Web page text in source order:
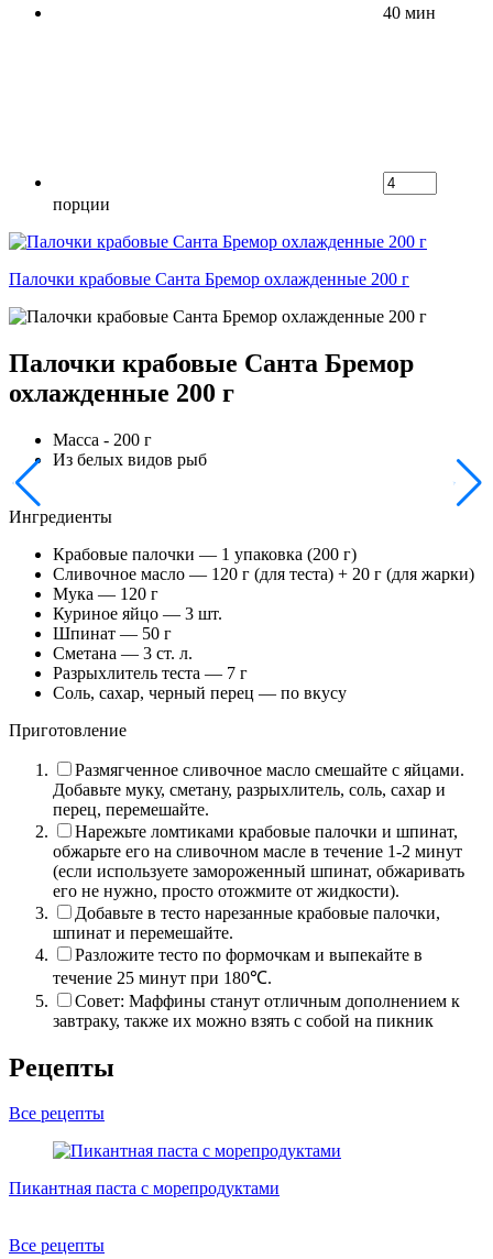
40 мин
порции
Палочки крабовые Санта Бремор охлажденные 200 г
Палочки крабовые Санта Бремор
охлажденные 200 г
Масса - 200 г
Из белых видов рыб
Ингредиенты
Крабовые палочки — 1 упаковка (200 г)
Сливочное масло — 120 г (для теста) + 20 г (для жарки)
Мука — 120 г
Куриное яйцо — 3 шт.
Шпинат — 50 г
Сметана — 3 ст. л.
Разрыхлитель теста — 7 г
Соль, сахар, черный перец — по вкусу
Приготовление
Размягченное сливочное масло смешайте с яйцами.
Добавьте муку, сметану, разрыхлитель, соль, сахар и
перец, перемешайте.
Нарежьте ломтиками крабовые палочки и шпинат,
обжарьте его на сливочном масле в течение 1-2 минут
(если используете замороженный шпинат, обжаривать
его не нужно, просто отожмите от жидкости).
Добавьте в тесто нарезанные крабовые палочки,
шпинат и перемешайте.
Разложите тесто по формочкам и выпекайте в
течение 25 минут при 180℃.
Совет: Маффины станут отличным дополнением к
завтраку, также их можно взять с собой на пикник
Рецепты
Все рецепты
Пикантная паста с морепродуктами
Все рецепты